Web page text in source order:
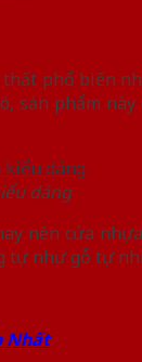
phổ biến
sản phẩm
dáng
nên cửa
như gỗ tự
Nhất